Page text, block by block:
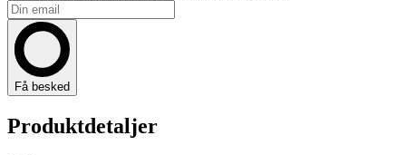
Få besked
Produktdetaljer